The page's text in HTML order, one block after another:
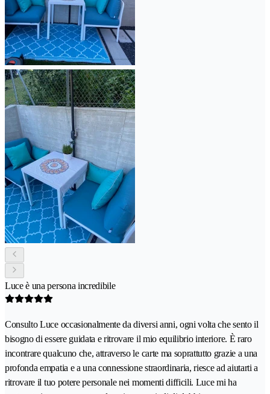
Luce è una persona incredibile
Consulto Luce occasionalmente da diversi anni, ogni volta che sento il
bisogno di essere guidata e ritrovare il mio equilibrio interiore. È raro
incontrare qualcuno che, attraverso le carte ma soprattutto grazie a una
profonda empatia e a una connessione straordinaria, riesce ad aiutarti a
ritrovare il tuo potere personale nei momenti difficili. Luce mi ha